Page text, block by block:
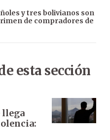
y tres bolivianos son
de compradores de
esta sección
llega